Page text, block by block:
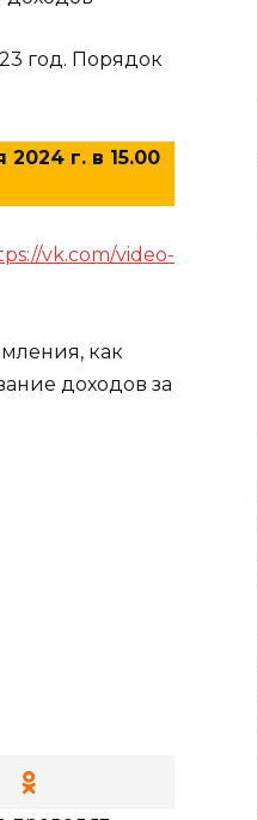
год. Порядок
г. в 15.00
vk.com/video-
как
доходов за